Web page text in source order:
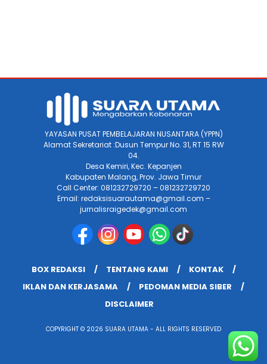
YAYASAN PUSAT PEMBELAJARAN NUSANTARA (YPPN)
Alamat Sekretariat :Dusun Tempur No. 31, RT 15 RW
04.
Desa Kemiri, Kec. Kepanjen
Kabupaten Malang, Prov. Jawa Timur
Call Center: 081232729720 – 081232729720
Email: redaksisuarautama@gmail.com –
jurnalisraigedek@gmail.com
BOX REDAKSI TENTANG KAMI
KONTAK
IKLAN DAN KERJASAMA
PEDOMAN MEDIA SIBER
DISCLAIMER
COPYRIGHT © 2026 SUARA UTAMA - ALL RIGHTS RESERVED